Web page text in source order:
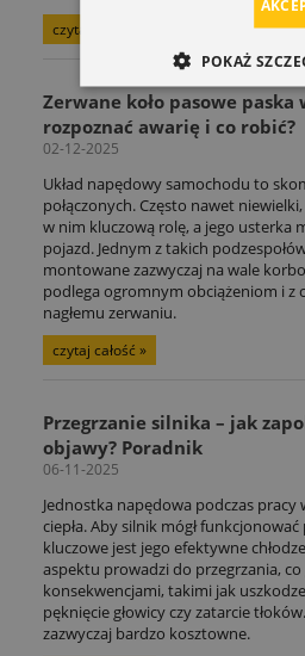
czytaj całość »
Zerwane koło pasowe
rozpoznać awarię i co robić?
02-12-2025
Układ napędowy samochodu to
połączonych. Często nawet
w nim kluczową rolę, a jego usterka
pojazd. Jednym z takich
montowane zazwyczaj na wale
podlega ogromnym obciążeniom i z
nagłemu zerwaniu.
czytaj całość »
Przegrzanie silnika – jak
objawy? Poradnik
06-11-2025
Jednostka napędowa podczas
ciepła. Aby silnik mógł
kluczowe jest jego efektywne
aspektu prowadzi do przegrzania,
konsekwencjami, takimi jak
pęknięcie głowicy czy zatarcie
zazwyczaj bardzo kosztowne.
POKAŻ